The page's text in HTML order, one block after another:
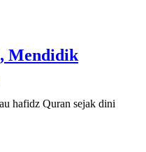
Mendidik
hafidz Quran sejak dini